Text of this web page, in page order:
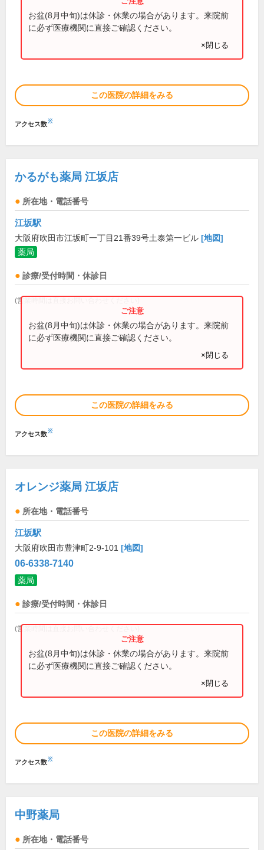
お盆(8月中旬)は休診・休業の場合があります。来院前
に必ず医療機関に直接ご確認ください。
×閉じる
この医院の詳細をみる
アクセス数※
かるがも薬局 江坂店
所在地・電話番号
江坂駅
大阪府吹田市江坂町一丁目21番39号土泰第一ビル [地図]
薬局
診療/受付時間・休診日
(営業時間は直接お問い合わせください)
お盆(8月中旬)は休診・休業の場合があります。来院前
に必ず医療機関に直接ご確認ください。
×閉じる
この医院の詳細をみる
アクセス数※
オレンジ薬局 江坂店
所在地・電話番号
江坂駅
大阪府吹田市豊津町2-9-101 [地図]
06-6338-7140
薬局
診療/受付時間・休診日
(営業時間は直接お問い合わせください)
お盆(8月中旬)は休診・休業の場合があります。来院前
に必ず医療機関に直接ご確認ください。
×閉じる
この医院の詳細をみる
アクセス数※
中野薬局
所在地・電話番号